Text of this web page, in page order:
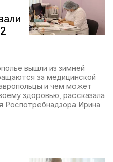
вышли из зимней
за медицинской
и чем может
здоровью, рассказала
Роспотребнадзора Ирина